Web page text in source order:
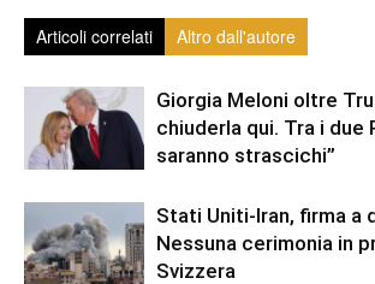
Articoli correlati Altro dall'autore
Giorgia Meloni oltre
chiuderla qui. Tra i due
saranno strascichi”
Stati Uniti-Iran, firma a
Nessuna cerimonia in
Svizzera